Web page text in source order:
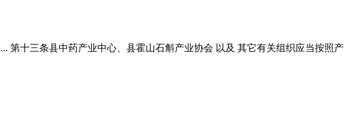
第十三条县中药产业中心、县霍山石斛产业协会 以及 其它有关组织应当按照产